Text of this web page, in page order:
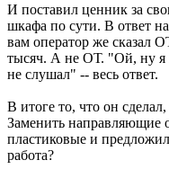
И поставил ценник за
шкафа по сути. В ответ
вам оператор же сказал
тысяч. А не ОТ. "Ой, ну я
не слушал" -- весь ответ.
В итоге то, что он
Заменить направляющие
пластиковые и
работа?